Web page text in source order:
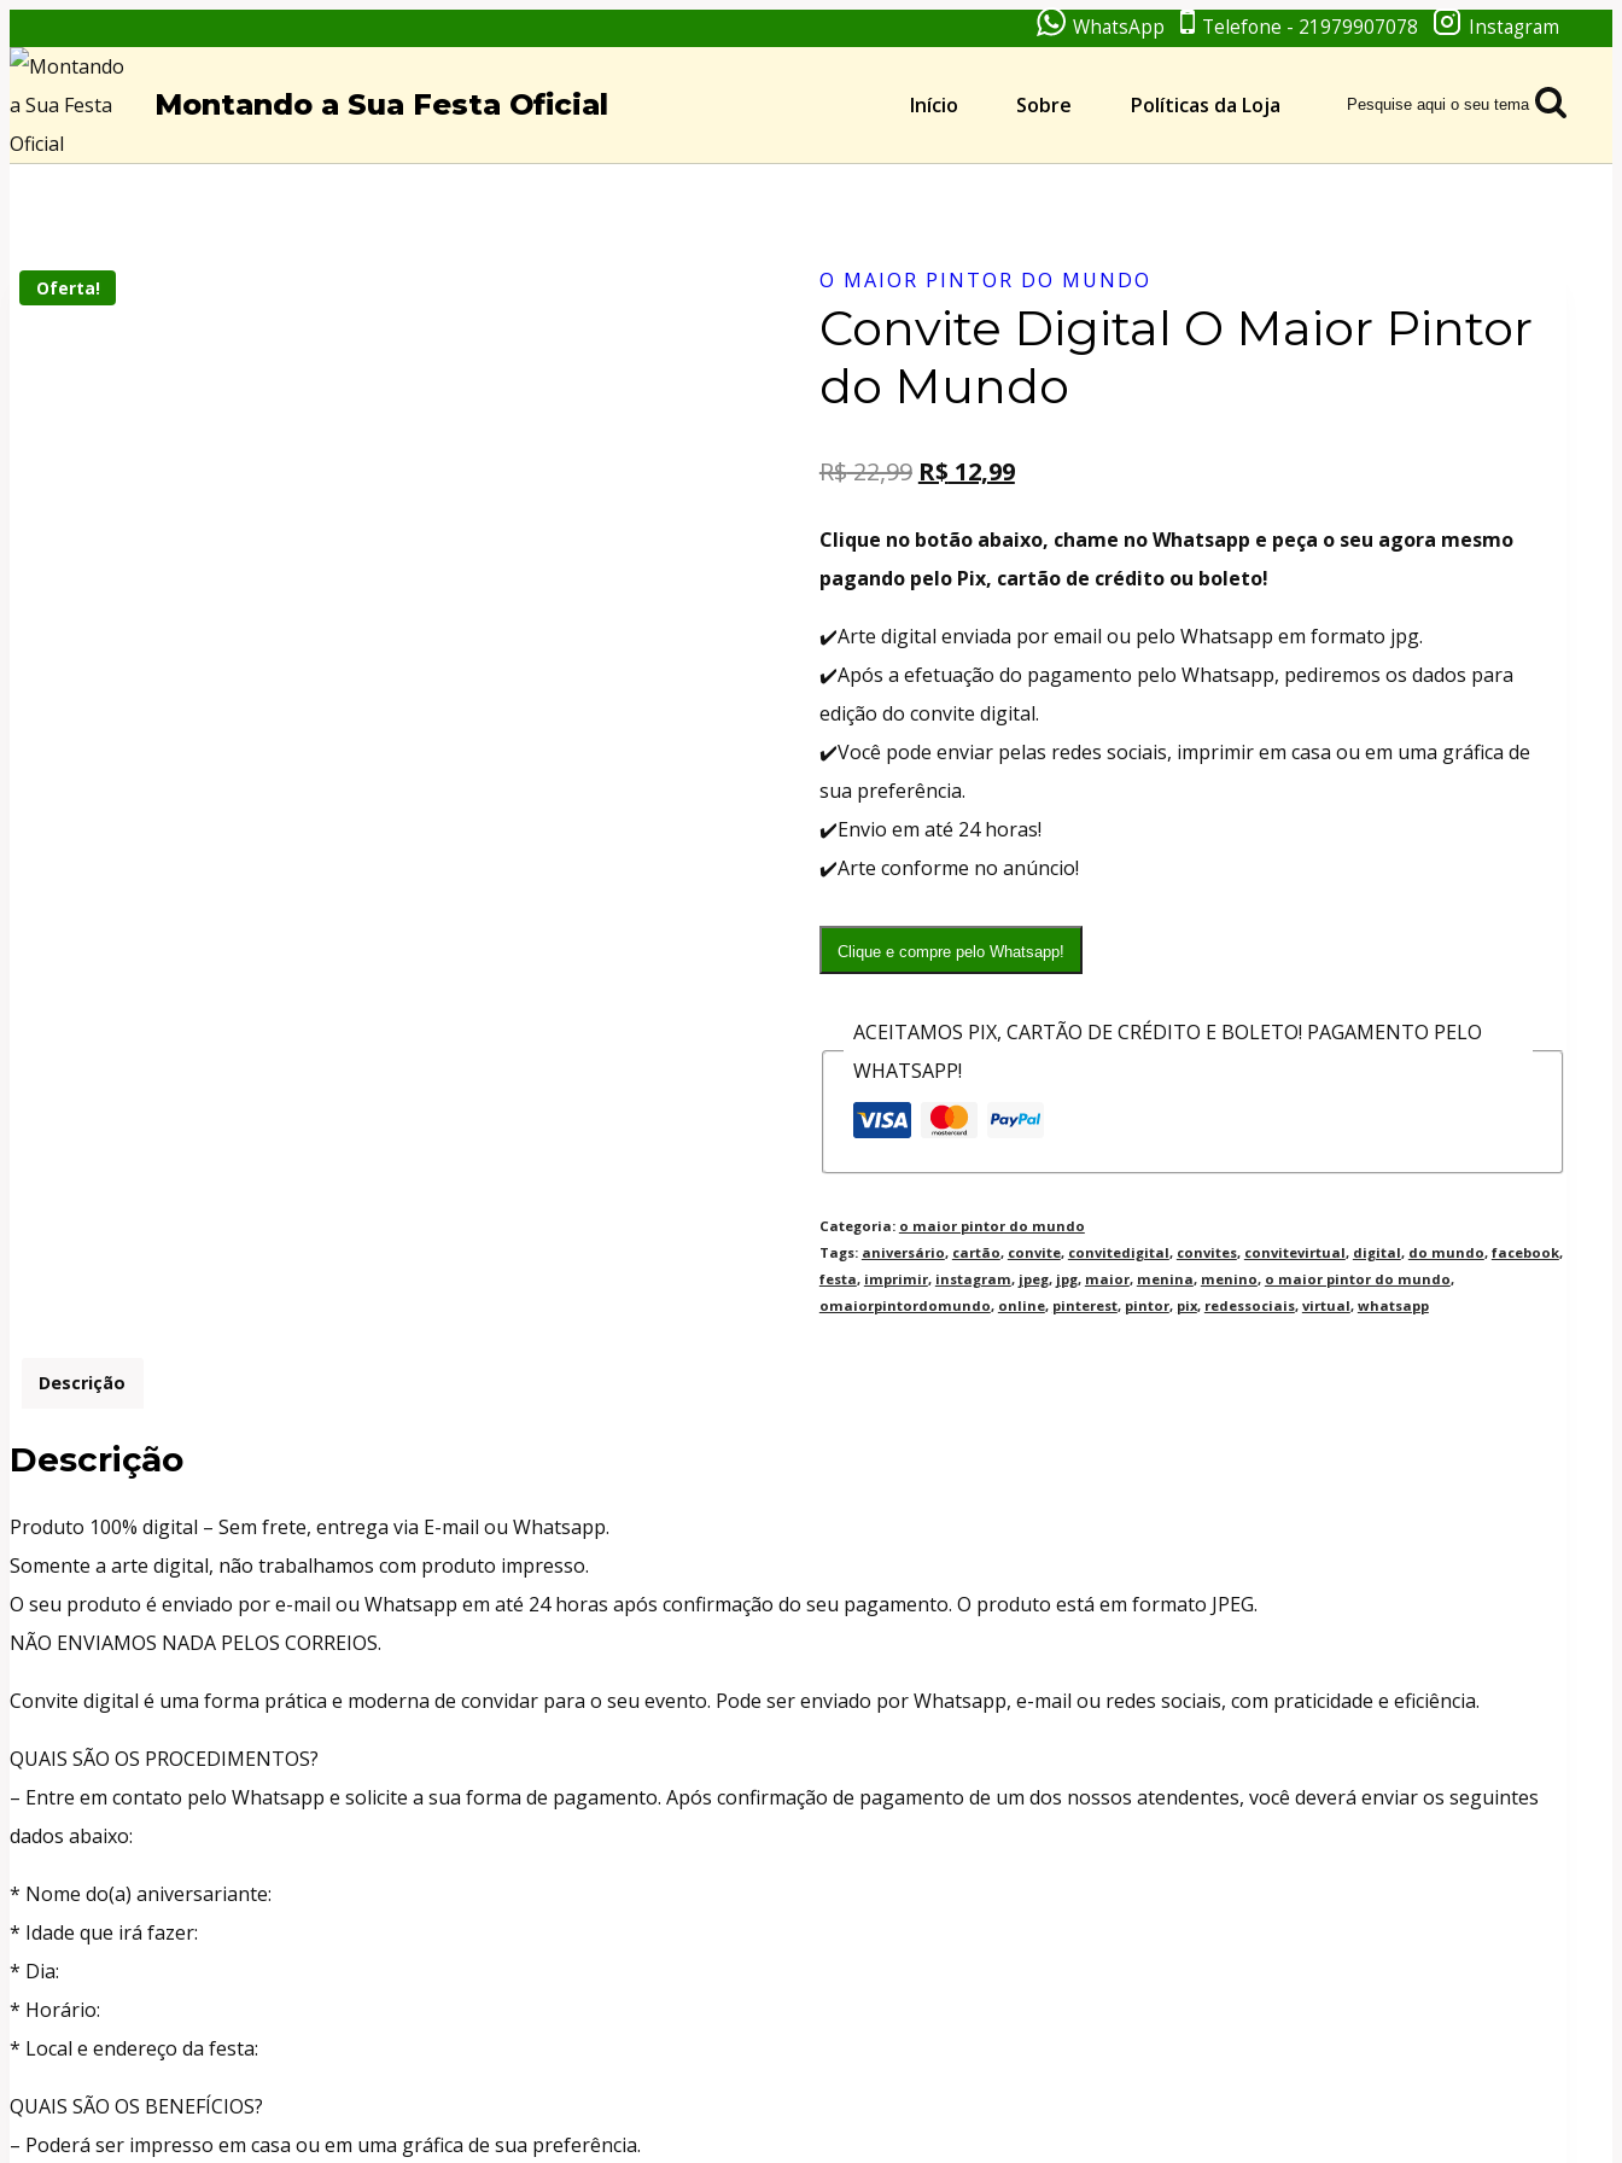
to
content
WhatsApp Telefone - 21979907078 Instagram
Montando a Sua Festa Oficial Início Sobre Políticas da Loja Pesquise aqui o seu tema
Oferta! O MAIOR PINTOR DO MUNDO
Convite Digital O Maior Pintor
do Mundo
R$22,99 R$ 12,99
Clique no botão abaixo, chame no Whatsapp e peça o seu agora mesmo
pagando pelo Pix, cartão de crédito ou boleto!
✔️Arte digital enviada por email ou pelo Whatsapp em formato jpg.
✔️Após a efetuação do pagamento pelo Whatsapp, pediremos os dados para
edição do convite digital.
✔️Você pode enviar pelas redes sociais, imprimir em casa ou em uma gráfica de
sua preferência.
✔️Envio em até 24 horas!
✔️Arte conforme no anúncio!
Clique e compre pelo Whatsapp!
ACEITAMOS PIX, CARTÃO DE CRÉDITO E BOLETO! PAGAMENTO PELO
WHATSAPP!
Categoria: o maior pintor do mundo
Tags: aniversário, cartão, convite, convitedigital, convites, convitevirtual, digital, do mundo, facebook,
festa, imprimir, instagram, jpeg, jpg, maior, menina, menino, o maior pintor do mundo,
omaiorpintordomundo, online, pinterest, pintor, pix, redessociais, virtual, whatsapp
Descrição
Descrição
Produto 100% digital – Sem frete, entrega via E-mail ou Whatsapp.
Somente a arte digital, não trabalhamos com produto impresso.
O seu produto é enviado por e-mail ou Whatsapp em até 24 horas após confirmação do seu pagamento. O produto está em formato JPEG.
NÃO ENVIAMOS NADA PELOS CORREIOS.
Convite digital é uma forma prática e moderna de convidar para o seu evento. Pode ser enviado por Whatsapp, e-mail ou redes sociais, com praticidade e eficiência.
QUAIS SÃO OS PROCEDIMENTOS?
– Entre em contato pelo Whatsapp e solicite a sua forma de pagamento. Após confirmação de pagamento de um dos nossos atendentes, você deverá enviar os seguintes
dados abaixo:
* Nome do(a) aniversariante:
* Idade que irá fazer:
* Dia:
* Horário:
* Local e endereço da festa:
QUAIS SÃO OS BENEFÍCIOS?
– Poderá ser impresso em casa ou em uma gráfica de sua preferência.